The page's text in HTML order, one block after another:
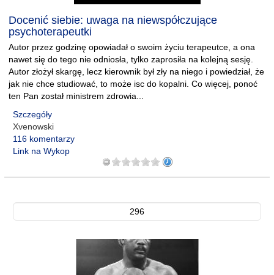
Docenić siebie: uwaga na niewspółczujące
psychoterapeutki
Autor przez godzinę opowiadał o swoim życiu terapeutce, a ona
nawet się do tego nie odniosła, tylko zaprosiła na kolejną sesję.
Autor złożył skargę, lecz kierownik był zły na niego i powiedział, że
jak nie chce studiować, to może isc do kopalni. Co więcej, ponoć
ten Pan został ministrem zdrowia...
Szczegóły
Xvenowski
116 komentarzy
Link na Wykop
296